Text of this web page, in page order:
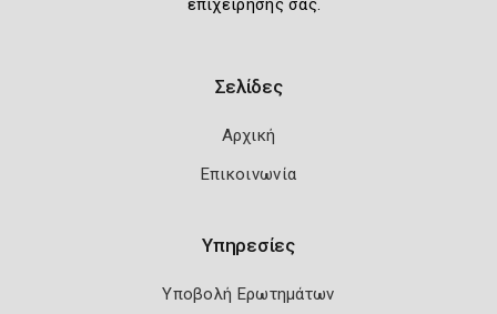
επιχείρησής σας.
Σελίδες
Αρχική
Επικοινωνία
Υπηρεσίες
Υποβολή Ερωτημάτων